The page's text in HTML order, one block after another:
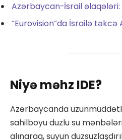
Azərbaycan-İsrail
“Eurovision”da İsrailə
Niyə məhz IDE?
Azərbaycanda uzunmüddətli
sahilboyu duzlu su
alınaraq, suyun